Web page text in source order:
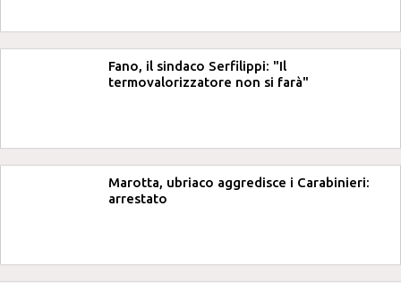
Fano, il sindaco Serfilippi: "Il
termovalorizzatore non si farà"
Marotta, ubriaco aggredisce i Carabinieri:
arrestato